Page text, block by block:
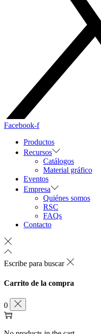
Facebook-f
Productos
Recursos
Catálogos
Material gráfico
Eventos
Empresa
Quiénes somos
RSC
FAQs
Contacto
Escribe para buscar
Carrito de la compra
0